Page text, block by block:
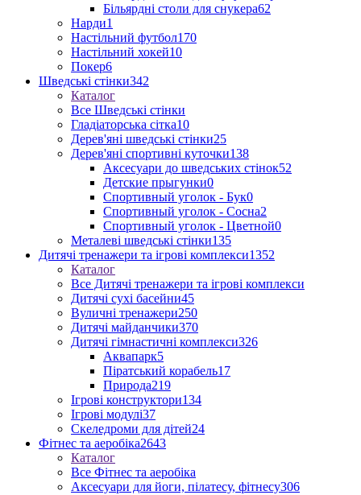
Більярдні столи для снукера62
Нарди1
Настільний футбол170
Настільний хокей10
Покер6
Шведські стінки342
Каталог
Все Шведські стінки
Гладіаторська сітка10
Дерев'яні шведські стінки25
Дерев'яні спортивні куточки138
Аксесуари до шведських стінок52
Детские прыгунки0
Спортивный уголок - Бук0
Спортивный уголок - Сосна2
Спортивный уголок - Цветной0
Металеві шведські стінки135
Дитячі тренажери та ігрові комплекси1352
Каталог
Все Дитячі тренажери та ігрові комплекси
Дитячі сухі басейни45
Вуличні тренажери250
Дитячі майданчики370
Дитячі гімнастичні комплекси326
Аквапарк5
Піратський корабель17
Природа219
Ігрові конструктори134
Ігрові модулі37
Скеледроми для дітей24
Фітнес та аеробіка2643
Каталог
Все Фітнес та аеробіка
Аксесуари для йоги, пілатесу, фітнесу306